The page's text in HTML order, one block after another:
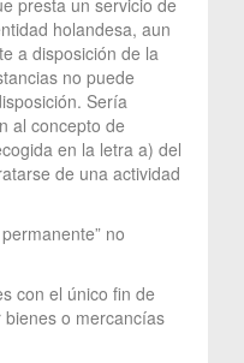
holandesa, aun
a disposición de la
no puede
Sería
al concepto de
en la letra a) del
de una actividad
no
con el único fin de
o mercancías